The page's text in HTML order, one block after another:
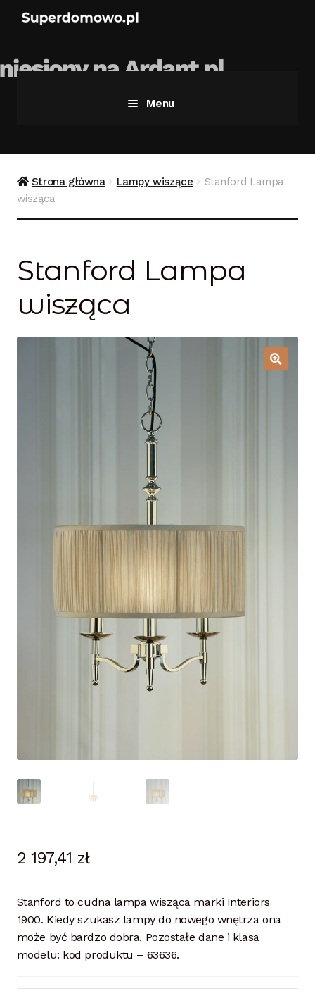
Menu
Bezpieczne zakupy
Lampy i oświetlenie
Odstąpienie od umowy
Regulamin
Strona główna Lampy wiszące
Stanford Lampa
wisząca
Stanford Lampa
wisząca
2 197,41 zł
Stanford to cudna lampa wisząca marki Interiors
1900. Kiedy szukasz lampy do nowego wnętrza ona
może być bardzo dobra. Pozostałe dane i klasa
modelu: kod produktu – 63636.